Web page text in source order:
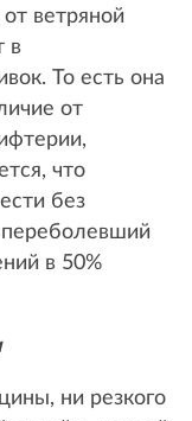
ветряной
в
То есть она
от
что
без
в 50%
ни резкого